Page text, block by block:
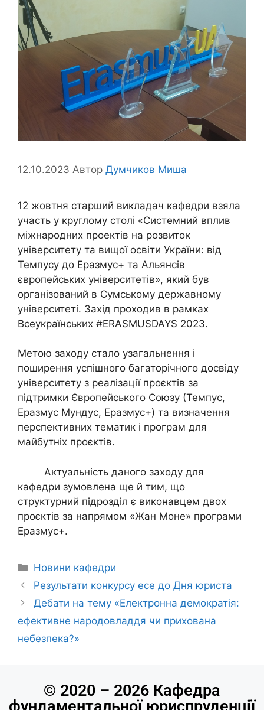
12.10.2023 Автор Думчиков Миша
12 жовтня старший викладач кафедри взяла
участь у круглому столі «Системний вплив
міжнародних проектів на розвиток
університету та вищої освіти України: від
Темпусу до Еразмус+ та Альянсів
європейських університетів», який був
організований в Сумському державному
університеті. Захід проходив в рамках
Всеукраїнських #ERASMUSDAYS 2023.
Метою заходу стало узагальнення і
поширення успішного багаторічного досвіду
університету з реалізації проєктів за
підтримки Європейського Союзу (Темпус,
Еразмус Мундус, Еразмус+) та визначення
перспективних тематик і програм для
майбутніх проєктів.
Актуальність даного заходу для
кафедри зумовлена ще й тим, що
структурний підрозділ є виконавцем двох
проєктів за напрямом «Жан Моне» програми
Еразмус+.
Новини кафедри
Результати конкурсу есе до Дня юриста
Дебати на тему «Електронна демократія:
ефективне народовладдя чи прихована
небезпека?»
© 2020 – 2026 Кафедра
фундаментальної юриспруденції